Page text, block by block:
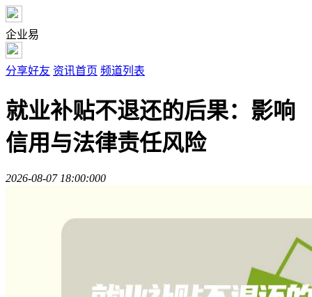
企业易
分享好友 资讯首页 频道列表
就业补贴不退还的后果：影响
信用与法律责任风险
2026-08-07 18:00:000